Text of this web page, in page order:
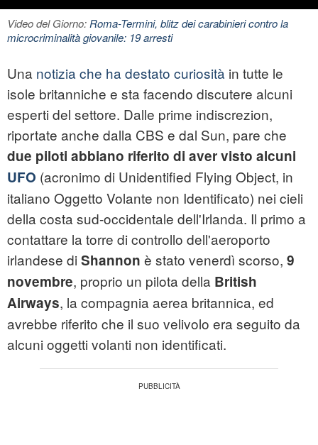
Video del Giorno:Roma-Termini, blitz dei carabinieri contro la
microcriminalità giovanile: 19 arresti
Una notizia che ha destato curiosità in tutte le
isole britanniche e sta facendo discutere alcuni
esperti del settore. Dalle prime indiscrezion,
riportate anche dalla CBS e dal Sun, pare che
due piloti abbiano riferito di aver visto alcuni
UFO (acronimo di Unidentified Flying Object, in
italiano Oggetto Volante non Identificato) nei cieli
della costa sud-occidentale dell'Irlanda. Il primo a
contattare la torre di controllo dell'aeroporto
irlandese di Shannon è stato venerdì scorso, 9
novembre, proprio un pilota della British
Airways, la compagnia aerea britannica, ed
avrebbe riferito che il suo velivolo era seguito da
alcuni oggetti volanti non identificati.